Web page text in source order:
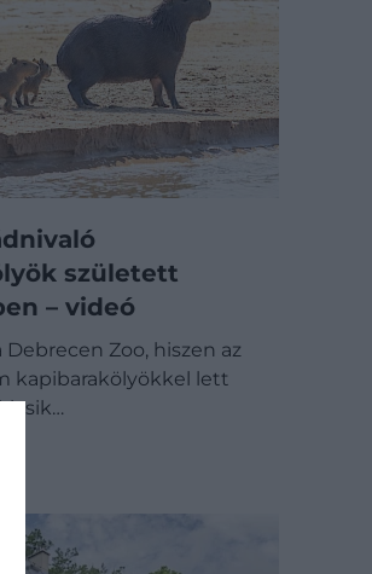
született
– videó
Zoo, hiszen az
kapibarakölyökkel lett